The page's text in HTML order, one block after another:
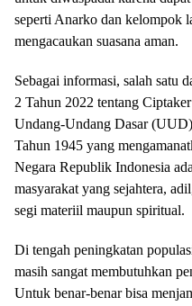
seperti Anarko dan kelompok
mengacaukan suasana aman.
Sebagai informasi, salah satu
2 Tahun 2022 tentang
Undang-Undang Dasar
Tahun 1945 yang
Negara Republik Indonesia
masyarakat yang sejahtera,
segi materiil maupun spiritual.
Di tengah peningkatan
masih sangat membutuhkan
Untuk benar-benar bisa